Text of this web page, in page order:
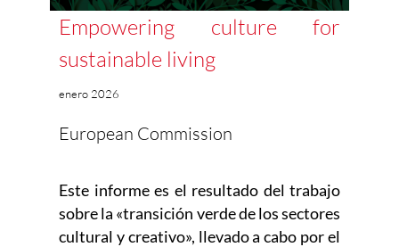
Empowering culture for
sustainable living
enero 2026
European Commission
Este informe es el resultado del trabajo
sobre la «transición verde de los sectores
cultural y creativo», llevado a cabo por el